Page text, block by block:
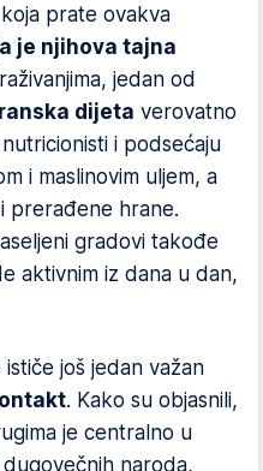
prate ovakva
je njihova tajna
jedan od
dijeta verovatno
i podsećaju
i maslinovim uljem, a
prerađene hrane.
gradovi takođe
aktivnim iz dana u dan,
još jedan važan
. Kako su objasnili,
je centralno u
naroda,